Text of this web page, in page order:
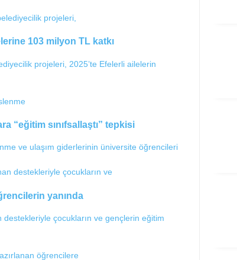
103 milyon TL katkı
projeleri, 2025’te Efelerli ailelerin
“eğitim sınıfsallaştı” tepkisi
ve ulaşım giderlerinin üniversite öğrencileri
yanında
çocukların ve gençlerin eğitim